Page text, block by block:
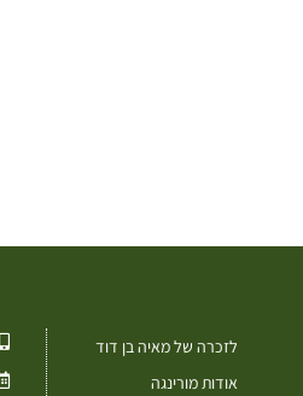
לזכרה של מאיה בן דוד
אודות מורינגה